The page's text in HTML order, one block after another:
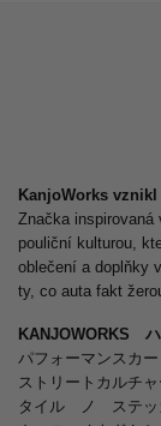
KanjoWorks
Značka
pouliční kulturou,
oblečení a doplňky
ty, co auta fakt
KANJOWORKS
パフォーマンスカ
ストリートカル
タイル ノ ステ